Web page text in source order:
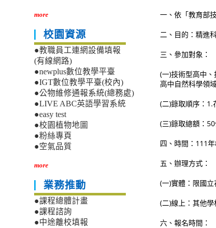
一、依「教育部
二、目的：精進
三、參加對象：
(一)技術型高中
高中自然科學領
(二)錄取順序：1.
(三)錄取總額：50
四、時間：111
五、辦理方式：
(一)實體：限國
(二)線上：其他學
六、報名時間：
more
校園資源
●教職員工連網設備填報
(有線網路)
●newplus數位教學平臺
●IGT數位教學平臺(校內)
●公物維修通報系統(總務處)
●LIVE ABC英語學習系統
●easy test
●校園植物地圖
●粉絲專頁
●空氣品質
more
業務推動
●課程總體計畫
●課程諮詢
●中途離校填報